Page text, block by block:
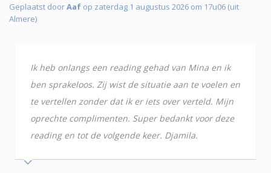
Geplaatst doorAaf op zaterdag 1 augustus 2026 om 17u06 (uit
Almere)
Ik heb onlangs een reading gehad van Mina en ik
ben sprakeloos. Zij wist de situatie aan te voelen en
te vertellen zonder dat ik er iets over verteld. Mijn
oprechte complimenten. Super bedankt voor deze
reading en tot de volgende keer. Djamila.